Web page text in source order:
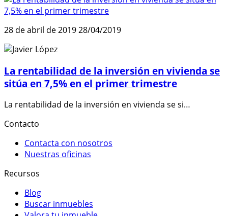
28 de abril de 201928/04/2019
La rentabilidad de la inversión en vivienda se
sitúa en 7,5% en el primer trimestre
La rentabilidad de la inversión en vivienda se si…
Contacto
Contacta con nosotros
Nuestras oficinas
Recursos
Blog
Buscar inmuebles